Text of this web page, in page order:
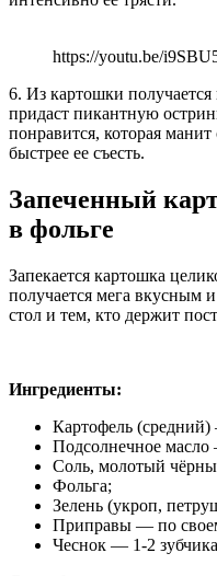
https://youtu.be/
6. Из картошки
придаст пикантную
понравится, которая
быстрее ее съесть.
Запеченный
в фольге
Запекается картошка
получается мега вкусным
стол и тем, кто держит
Ингредиенты:
Картофель
Подсолнечное масло
Соль, молотый
Фольга;
Зелень (укроп,
Приправы — по
Чеснок — 1-2